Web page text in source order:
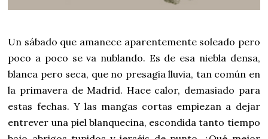
Un sábado que amanece aparentemente soleado pero
poco a poco se va nublando. Es de esa niebla densa,
blanca pero seca, que no presagia lluvia, tan común en
la primavera de Madrid. Hace calor, demasiado para
estas fechas. Y las mangas cortas empiezan a dejar
entrever una piel blanquecina, escondida tanto tiempo